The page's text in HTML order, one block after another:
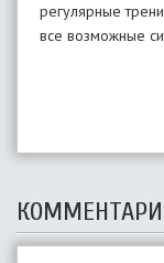
регулярные
все возможные